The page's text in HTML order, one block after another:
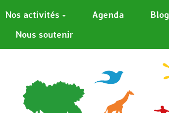
Nos activités Agenda Blog
Nous soutenir